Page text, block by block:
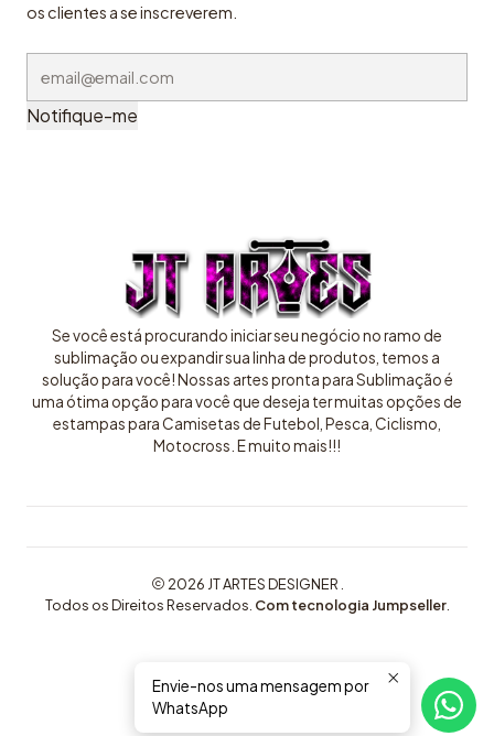
os clientes a se inscreverem.
Notifique-me
Se você está procurando iniciar seu negócio no ramo de
sublimação ou expandir sua linha de produtos, temos a
solução para você! Nossas artes pronta para Sublimação é
uma ótima opção para você que deseja ter muitas opções de
estampas para Camisetas de Futebol, Pesca, Ciclismo,
Motocross. E muito mais!!!
2026 JT ARTES DESIGNER .
Todos os Direitos Reservados. Com tecnologia Jumpseller.
Envie-nos uma mensagem por
WhatsApp